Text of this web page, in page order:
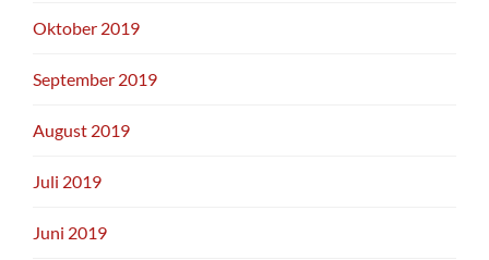
Oktober 2019
September 2019
August 2019
Juli 2019
Juni 2019